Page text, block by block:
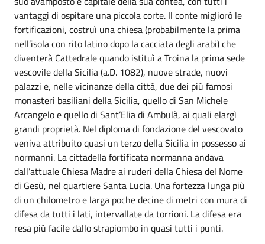
vantaggi di ospitare una piccola corte. Il conte migliorò le
fortificazioni, costruì una chiesa (probabilmente la prima
nell’isola con rito latino dopo la cacciata degli arabi) che
diventerà Cattedrale quando istituì a Troina la prima sede
vescovile della Sicilia (a.D. 1082), nuove strade, nuovi
palazzi e, nelle vicinanze della città, due dei più famosi
monasteri basiliani della Sicilia, quello di San Michele
Arcangelo e quello di Sant’Elia di Ambulà, ai quali elargì
grandi proprietà. Nel diploma di fondazione del vescovato
veniva attribuito quasi un terzo della Sicilia in possesso ai
normanni. La cittadella fortificata normanna andava
dall’attuale Chiesa Madre ai ruderi della Chiesa del Nome
di Gesù, nel quartiere Santa Lucia. Una fortezza lunga più
di un chilometro e larga poche decine di metri con mura di
difesa da tutti i lati, intervallate da torrioni. La difesa era
resa più facile dallo strapiombo in quasi tutti i punti.